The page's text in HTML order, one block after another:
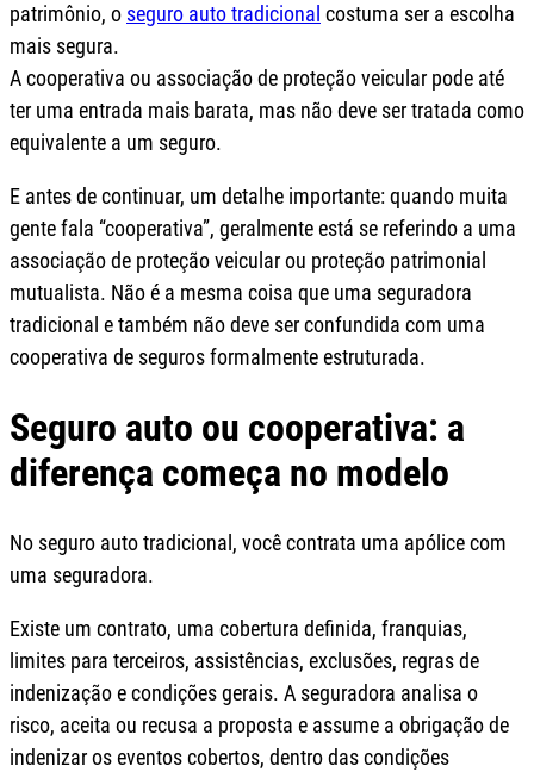
patrimônio, o seguro auto tradicional costuma ser a escolha
mais segura.
A cooperativa ou associação de proteção veicular pode até
ter uma entrada mais barata, mas não deve ser tratada como
equivalente a um seguro.
E antes de continuar, um detalhe importante: quando muita
gente fala “cooperativa”, geralmente está se referindo a uma
associação de proteção veicular ou proteção patrimonial
mutualista. Não é a mesma coisa que uma seguradora
tradicional e também não deve ser confundida com uma
cooperativa de seguros formalmente estruturada.
Seguro auto ou cooperativa: a
diferença começa no modelo
No seguro auto tradicional, você contrata uma apólice com
uma seguradora.
Existe um contrato, uma cobertura definida, franquias,
limites para terceiros, assistências, exclusões, regras de
indenização e condições gerais. A seguradora analisa o
risco, aceita ou recusa a proposta e assume a obrigação de
indenizar os eventos cobertos, dentro das condições